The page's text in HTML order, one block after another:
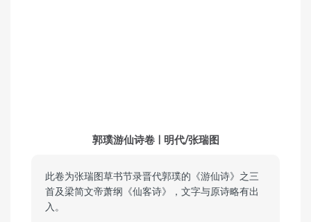
郭璞游仙诗卷 | 明代/张瑞图
此卷为张瑞图草书节录晋代郭璞的《游仙诗》之三
首及梁简文帝萧纲《仙客诗》，文字与原诗略有出
入。